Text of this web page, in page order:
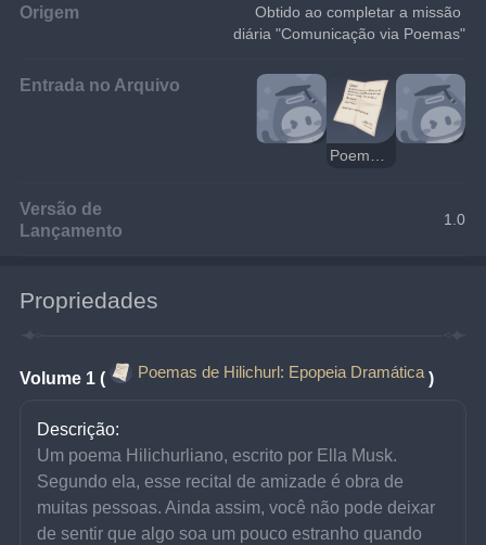
Origem
Obtido ao completar a missão
diária "Comunicação via Poemas"
Entrada no Arquivo
Versão de
Lançamento
1.0
Propriedades
Volume 1 ( Poemas de Hilichurl: Epopeia Dramática )
Descrição:
Um poema Hilichurliano, escrito por Ella Musk.
Segundo ela, esse recital de amizade é obra de
muitas pessoas. Ainda assim, você não pode deixar
de sentir que algo soa um pouco estranho quando